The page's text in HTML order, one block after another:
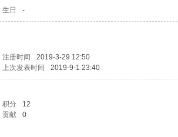
生日 -
注册时间 2019-3-29 12:50
上次发表时间 2019-9-1 23:40
积分 12
贡献 0